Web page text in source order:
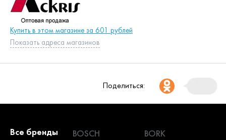
Купить в этом магазине за 601 рублей
Показать адреса магазинов
Поделиться:
Все бренды BOSCH
BORK